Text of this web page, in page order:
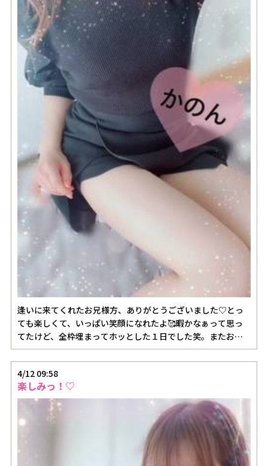
逢いに来てくれたお兄様方、ありがとうございました♡とっ
ても楽しくて、いっぱい笑顔になれたよ🥰暇かなぁって思っ
てたけど、全枠埋まってホッとした１日でした笑。またお逢
いできる日を楽し…
4/12 09:58
楽しみっ！♡